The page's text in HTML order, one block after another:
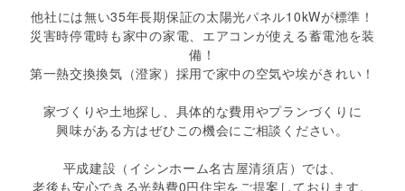
他社には無い35年長期保証の太陽光パネル10kWが標準！
災害時停電時も家中の家電、エアコンが使える蓄電池を装
備！
第一熱交換換気（澄家）採用で家中の空気や埃がきれい！
家づくりや土地探し、具体的な費用やプランづくりに
興味がある方はぜひこの機会にご相談ください。
平成建設（イシンホーム名古屋清須店）では、
老後も安心できる光熱費0円住宅をご提案しております。